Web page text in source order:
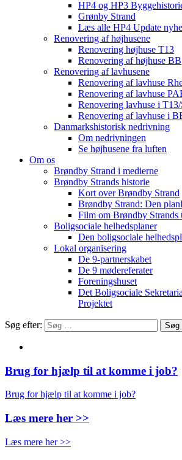
HP4 og HP3
Grønby Strand
Læs alle HP4 Update
Renovering af højhusene
Renovering højhuse T13
Renovering af højhuse BB
Renovering af lavhusene
Renovering af lavhuse
Renovering af lavhuse
Renovering lavhuse i
Renovering af lavhuse i
Danmarkshistorisk nedrivning
Om nedrivningen
Se højhusene fra luften
Om os
Brøndby Strand i medierne
Brøndby Strands historie
Kort over Brøndby Strand
Brøndby Strand: Den
Film om Brøndby Strands
Boligsociale helhedsplaner
Den boligsociale
Lokal organisering
De 9-partnerskabet
De 9 mødereferater
Foreningshuset
Det Boligsociale
Projektet
Søg efter:
Brug for hjælp til at komme i job?
Brug for hjælp til at komme i job?
Læs mere her >>
Læs mere her >>